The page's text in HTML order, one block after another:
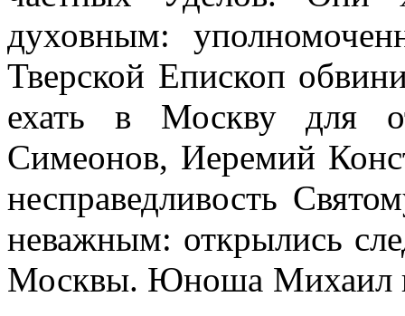
духовным:
Тверской Епископ
ехать в Москву для
Симеонов, Иеремий
несправедливость
неважным: открылись
Москвы. Юноша Михаил